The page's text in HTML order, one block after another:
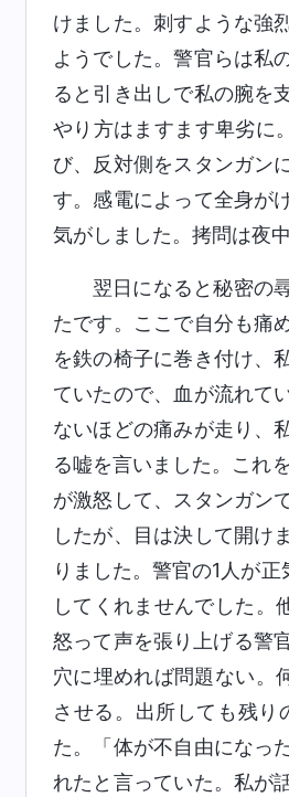
けました。刺すような強
ようでした。警官らは私
ると引き出しで私の腕を
やり方はますます卑劣に
び、反対側をスタンガン
す。感電によって全身が
気がしました。拷問は夜
翌日になると秘密の
たです。ここで自分も痛
を鉄の椅子に巻き付け、
ていたので、血が流れて
ないほどの痛みが走り、
る嘘を言いました。これ
が激怒して、スタンガン
したが、目は決して開け
りました。警官の1人が
してくれませんでした。
怒って声を張り上げる警
穴に埋めれば問題ない。
させる。出所しても残り
た。「体が不自由になっ
れたと言っていた。私が